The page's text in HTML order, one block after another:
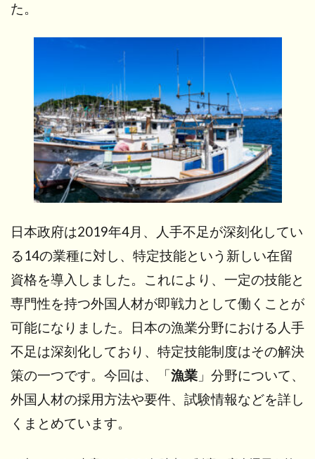
た。
日本政府は2019年4月、人手不足が深刻化してい
る14の業種に対し、特定技能という新しい在留
資格を導入しました。これにより、一定の技能と
専門性を持つ外国人材が即戦力として働くことが
可能になりました。日本の漁業分野における人手
不足は深刻化しており、特定技能制度はその解決
策の一つです。今回は、「漁業 」分野について、
外国人材の採用方法や要件、試験情報などを詳し
くまとめています。